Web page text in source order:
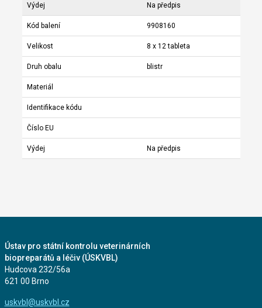
Výdej Na předpis
Kód balení 9908160
Velikost 8 x 12 tableta
Druh obalu blistr
Materiál
Identifikace kódu
Číslo EU
Výdej Na předpis
Ústav pro státní kontrolu veterinárních
biopreparátů a léčiv (ÚSKVBL)
Hudcova 232/56a
621 00 Brno
uskvbl@uskvbl.cz